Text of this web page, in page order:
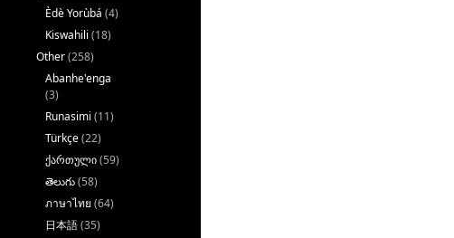
Èdè Yorùbá (4)
Kiswahili (18)
Other(258)
Abanhe'enga
(3)
Runasimi (11)
Türkçe(22)
ქართული(59)
తెలుగు(58)
ภาษาไทย (64)
日本語(35)